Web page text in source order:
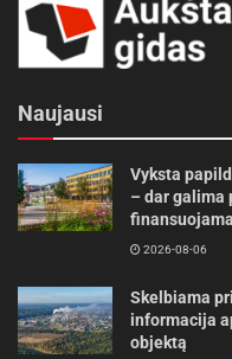
Naujausi
Vyksta
– dar galima
2026-08-06
Skelbiama
informacija
objektą